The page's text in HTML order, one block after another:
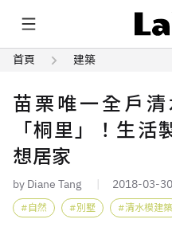
首頁 建築
苗栗唯一全戶
「桐里」！生活
想居家
by Diane Tang 2018-03-30
自然 別墅 清水模建築